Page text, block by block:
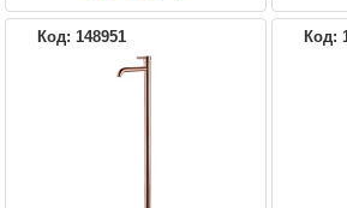
Код: 148951 Код: